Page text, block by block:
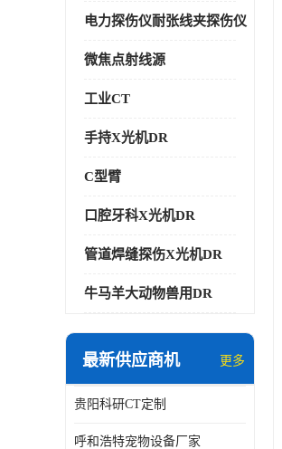
电力探伤仪耐张线夹探伤仪
微焦点射线源
工业CT
手持X光机DR
C型臂
口腔牙科X光机DR
管道焊缝探伤X光机DR
牛马羊大动物兽用DR
最新供应商机 更多
贵阳科研CT定制
呼和浩特宠物设备厂家